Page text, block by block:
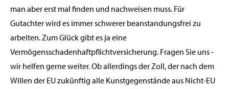
man aber erst mal finden und nachweisen muss. Für
Gutachter wird es immer schwerer beanstandungsfrei zu
arbeiten. Zum Glück gibt es ja eine
Vermögensschadenhaftpflichtversicherung. Fragen Sie uns -
wir helfen gerne weiter. Ob allerdings der Zoll, der nach dem
Willen der EU zukünftig alle Kunstgegenstände aus Nicht-EU